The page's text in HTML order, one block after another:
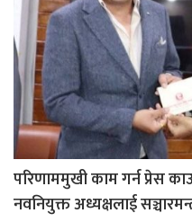
परिणाममुखी काम गर्न प्रेस
नवनियुक्त अध्यक्षलाई